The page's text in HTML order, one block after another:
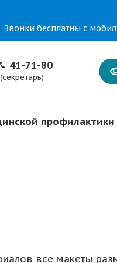
Звонки бесплатны с
41-71-80
(секретарь)
профилактики
все макеты